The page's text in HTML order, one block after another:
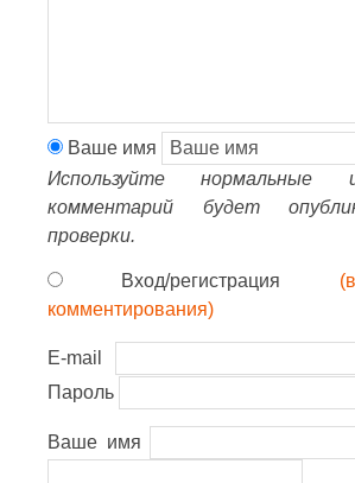
Ваше имя
Используйте
комментарий будет
проверки.
Вход/регистрация
комментирования)
E-mail
Пароль
Ваше имя